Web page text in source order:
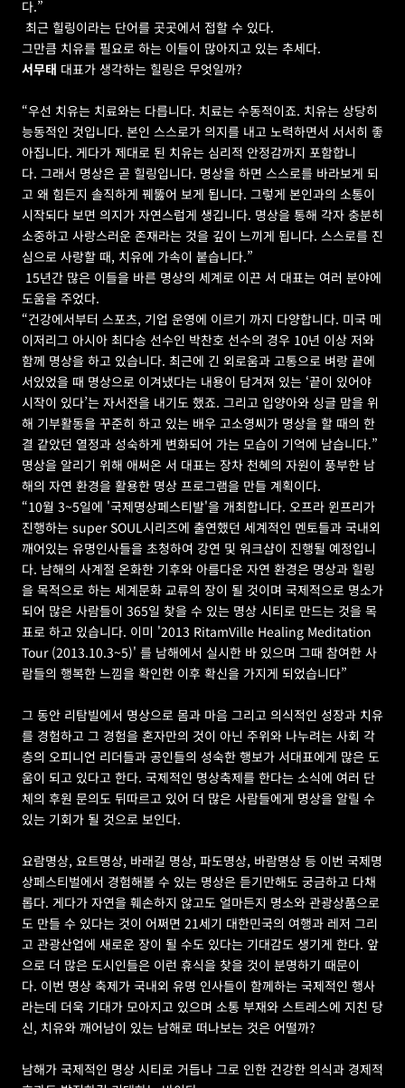
다.”
최근 힐링이라는 단어를 곳곳에서 접할 수 있다.
그만큼 치유를 필요로 하는 이들이 많아지고 있는 추세다.
서무태 대표가 생각하는 힐링은 무엇일까?
“우선 치유는 치료와는 다릅니다. 치료는 수동적이죠. 치유는 상당히
능동적인 것입니다. 본인 스스로가 의지를 내고 노력하면서 서서히 좋
아집니다. 게다가 제대로 된 치유는 심리적 안정감까지 포함합니
다. 그래서 명상은 곧 힐링입니다. 명상을 하면 스스로를 바라보게 되
고 왜 힘든지 솔직하게 꿰뚫어 보게 됩니다. 그렇게 본인과의 소통이
시작되다 보면 의지가 자연스럽게 생깁니다. 명상을 통해 각자 충분히
소중하고 사랑스러운 존재라는 것을 깊이 느끼게 됩니다. 스스로를 진
심으로 사랑할 때, 치유에 가속이 붙습니다.”
15년간 많은 이들을 바른 명상의 세계로 이끈 서 대표는 여러 분야에
도움을 주었다.
“건강에서부터 스포츠, 기업 운영에 이르기 까지 다양합니다. 미국 메
이저리그 아시아 최다승 선수인 박찬호 선수의 경우 10년 이상 저와
함께 명상을 하고 있습니다. 최근에 긴 외로움과 고통으로 벼랑 끝에
서있었을 때 명상으로 이겨냈다는 내용이 담겨져 있는 ‘끝이 있어야
시작이 있다’는 자서전을 내기도 했죠. 그리고 입양아와 싱글 맘을 위
해 기부활동을 꾸준히 하고 있는 배우 고소영씨가 명상을 할 때의 한
결 같았던 열정과 성숙하게 변화되어 가는 모습이 기억에 남습니다.”
명상을 알리기 위해 애써온 서 대표는 장차 천혜의 자원이 풍부한 남
해의 자연 환경을 활용한 명상 프로그램을 만들 계획이다.
“10월 3~5일에 '국제명상페스티발'을 개최합니다. 오프라 윈프리가
진행하는 super SOUL시리즈에 출연했던 세계적인 멘토들과 국내외
깨어있는 유명인사들을 초청하여 강연 및 워크샵이 진행될 예정입니
다. 남해의 사계절 온화한 기후와 아름다운 자연 환경은 명상과 힐링
을 목적으로 하는 세계문화 교류의 장이 될 것이며 국제적으로 명소가
되어 많은 사람들이 365일 찾을 수 있는 명상 시티로 만드는 것을 목
표로 하고 있습니다. 이미 '2013 RitamVille Healing Meditation
Tour (2013.10.3~5)' 를 남해에서 실시한 바 있으며 그때 참여한 사
람들의 행복한 느낌을 확인한 이후 확신을 가지게 되었습니다”
그 동안 리탐빌에서 명상으로 몸과 마음 그리고 의식적인 성장과 치유
를 경험하고 그 경험을 혼자만의 것이 아닌 주위와 나누려는 사회 각
층의 오피니언 리더들과 공인들의 성숙한 행보가 서대표에게 많은 도
움이 되고 있다고 한다. 국제적인 명상축제를 한다는 소식에 여러 단
체의 후원 문의도 뒤따르고 있어 더 많은 사람들에게 명상을 알릴 수
있는 기회가 될 것으로 보인다.
요람명상, 요트명상, 바래길 명상, 파도명상, 바람명상 등 이번 국제명
상페스티벌에서 경험해볼 수 있는 명상은 듣기만해도 궁금하고 다채
롭다. 게다가 자연을 훼손하지 않고도 얼마든지 명소와 관광상품으로
도 만들 수 있다는 것이 어쩌면 21세기 대한민국의 여행과 레저 그리
고 관광산업에 새로운 장이 될 수도 있다는 기대감도 생기게 한다. 앞
으로 더 많은 도시인들은 이런 휴식을 찾을 것이 분명하기 때문이
다. 이번 명상 축제가 국내외 유명 인사들이 함께하는 국제적인 행사
라는데 더욱 기대가 모아지고 있으며 소통 부재와 스트레스에 지친 당
신, 치유와 깨어남이 있는 남해로 떠나보는 것은 어떨까?
남해가 국제적인 명상 시티로 거듭나 그로 인한 건강한 의식과 경제적